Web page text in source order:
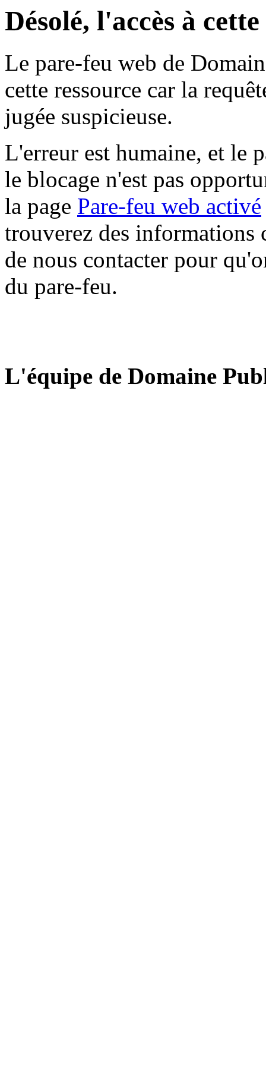
Désolé, l'accès à
Le pare-feu web de
cette ressource car la
jugée suspicieuse.
L'erreur est humaine, et le
le blocage n'est pas
la page Pare-feu web activé
trouverez des informations
de nous contacter pour
du pare-feu.
L'équipe de Domaine